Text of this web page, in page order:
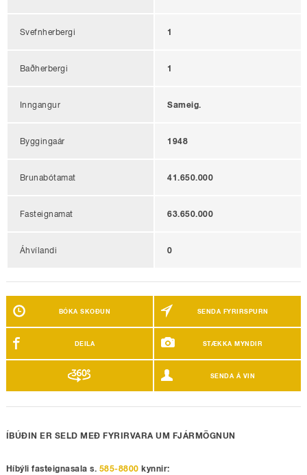
Svefnherbergi
Baðherbergi
Inngangur
1
1
Sameig.
Byggingaár
Brunabótamat
Fasteignamat
Áhvílandi
1948
41.650.000
63.650.000
0
BÓKA SKOÐUN SENDA FYRIRSPURN
DEILA STÆKKA MYNDIR
SENDA Á VIN
ÍBÚÐIN ER SELD MEÐ FYRIRVARA UM FJÁRMÖGNUN
Híbýli fasteignasala s. 585-8800 kynnir: